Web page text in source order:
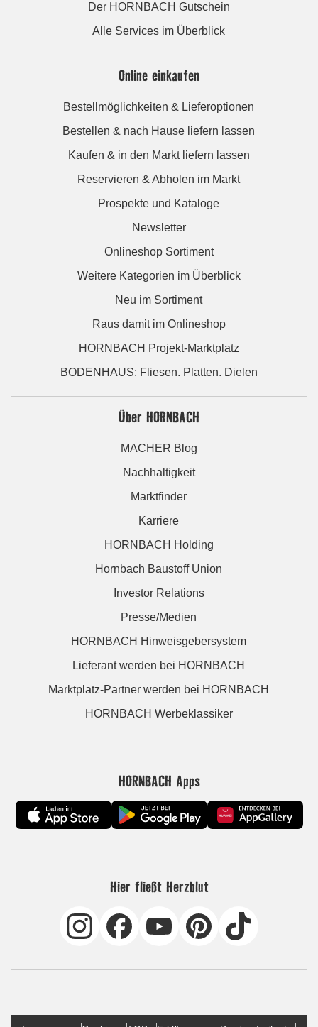
Der HORNBACH Gutschein
Alle Services im Überblick
Online einkaufen
Bestellmöglichkeiten & Lieferoptionen
Bestellen & nach Hause liefern lassen
Kaufen & in den Markt liefern lassen
Reservieren & Abholen im Markt
Prospekte und Kataloge
Newsletter
Onlineshop Sortiment
Weitere Kategorien im Überblick
Neu im Sortiment
Raus damit im Onlineshop
HORNBACH Projekt-Marktplatz
BODENHAUS: Fliesen. Platten. Dielen
Über HORNBACH
MACHER Blog
Nachhaltigkeit
Marktfinder
Karriere
HORNBACH Holding
Hornbach Baustoff Union
Investor Relations
Presse/Medien
HORNBACH Hinweisgebersystem
Lieferant werden bei HORNBACH
Marktplatz-Partner werden bei HORNBACH
HORNBACH Werbeklassiker
HORNBACH Apps
Hier fließt Herzblut